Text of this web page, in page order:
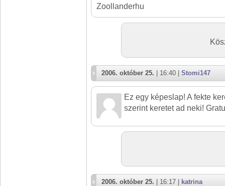
Zoollanderhu
2006. október 25. | 16:40 | Stomi147
Ez egy képeslap! A fekte
szerint keretet ad neki!
2006. október 25. | 16:17 | katrina